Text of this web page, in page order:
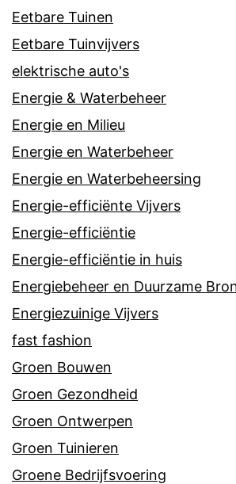
Eetbare Tuinen
Eetbare Tuinvijvers
elektrische auto's
Energie & Waterbeheer
Energie en Milieu
Energie en Waterbeheer
Energie en Waterbeheersing
Energie-efficiënte Vijvers
Energie-efficiëntie
Energie-efficiëntie in huis
Energiebeheer en Duurzame
Energiezuinige Vijvers
fast fashion
Groen Bouwen
Groen Gezondheid
Groen Ontwerpen
Groen Tuinieren
Groene Bedrijfsvoering